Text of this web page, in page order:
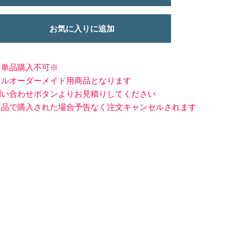
お気に入りに追加
品購入不可※
ルオーダーメイド用商品となります
い合わせボタンよりお見積りしてください
で購入された場合予告なく注文キャンセルされます